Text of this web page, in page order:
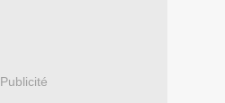
Publicité